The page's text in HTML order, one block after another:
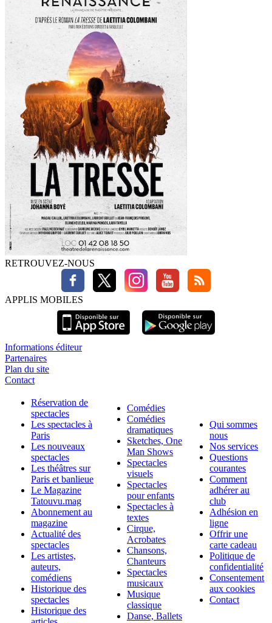
RETROUVEZ-NOUS
APPLIS MOBILES
Informations éditeur
Partenaires
Plan du site
Contact
Réservation de
spectacles
Les spectacles à
Paris
Les nouveaux
spectacles
Les théâtres sur
Paris et banlieue
Le Magazine
Tatouvu.mag
Abonnement au
magazine
Actualité des
spectacles
Les artistes,
auteurs,
comédiens
Historique des
spectacles
Historique des
Comédies
Comédies
dramatiques
Sketches, One
Man Shows
Spectacles
visuels
Spectacles
pour enfants
Spectacles à
textes
Cirque,
Acrobates
Chansons,
Chanteurs
Spectacles
musicaux
Musique
classique
Danse, Ballets
Qui sommes
nous
Nos services
Questions
courantes
Comment
adhérer au
club
Adhésion en
ligne
Offrir une
carte cadeau
Politique de
confidentialité
Consentement
aux cookies
Contact